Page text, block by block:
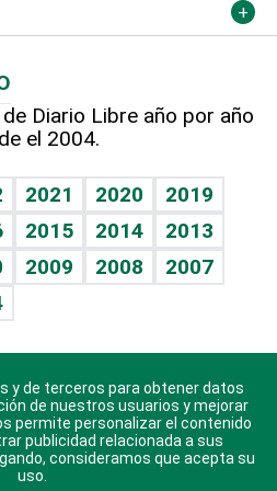
Diario Libre año por año
el 2004.
2021 2020
2019
2015 2014
2013
2009 2008
2007
para Android, iOS y
Huawei.
y de terceros para obtener datos
de nuestros usuarios y mejorar
permite personalizar el contenido
publicidad relacionada a sus
consideramos que acepta su
uso.